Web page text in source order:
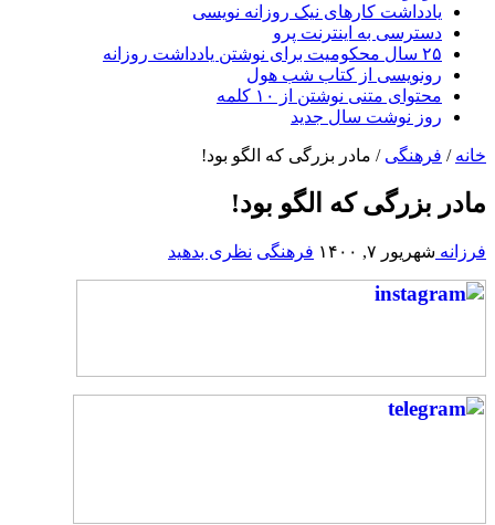
یادداشت کارهای نیک روزانه نویسی
دسترسی به اینترنت پرو
رونویسی از کتاب شب هول
محتوای متنی نوشتن از ۱۰ کلمه
روز نوشت سال جدید
فرهنگی / مادر بزرگی که الگو بود!
بزرگی که الگو بود!
شهریور ۷, ۱۴۰۰ فرهنگی نظری بدهید